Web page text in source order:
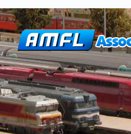
Aller au contenu principal